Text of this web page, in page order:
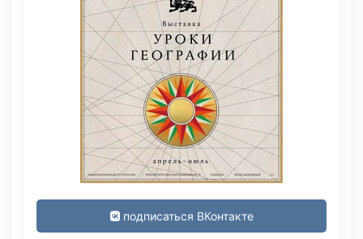
подписаться ВКонтакте